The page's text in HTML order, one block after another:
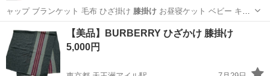
ャップ ブランケット 毛布 ひざ掛け 膝掛けお昼寝ケット ベビー キッ
ズ ソファ…
寝具
【美品】BURBERRY ひざかけ 膝掛け
5,000円